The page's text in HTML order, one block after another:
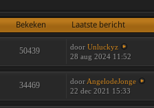
Bekeken Laatste bericht
50439 door Unluckyz
28 aug 2024 11:52
34469 door AngelodeJonge
22 dec 2021 15:33